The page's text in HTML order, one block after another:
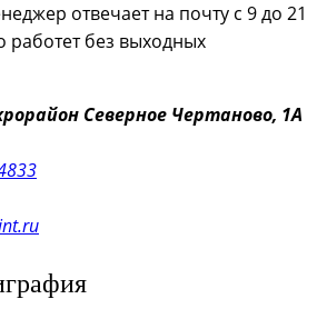
отвечает на почту с 9 до 21
работет без выходных
Северное Чертаново, 1А